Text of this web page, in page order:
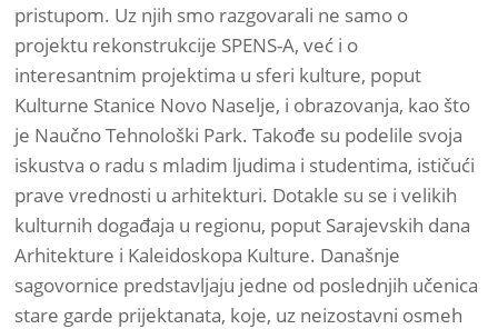
pristupom. Uz njih smo razgovarali ne samo o
projektu rekonstrukcije SPENS-A, već i o
interesantnim projektima u sferi kulture, poput
Kulturne Stanice Novo Naselje, i obrazovanja, kao što
je Naučno Tehnološki Park. Takođe su podelile svoja
iskustva o radu s mladim ljudima i studentima, ističući
prave vrednosti u arhitekturi. Dotakle su se i velikih
kulturnih događaja u regionu, poput Sarajevskih dana
Arhitekture i Kaleidoskopa Kulture. Današnje
sagovornice predstavljaju jedne od poslednjih učenica
stare garde prijektanata, koje, uz neizostavni osmeh